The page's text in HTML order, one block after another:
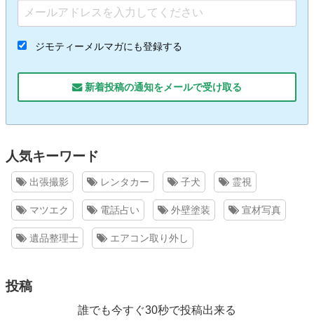
ジモティーメルマガにも登録する
新着投稿の通知をメールで受け取る
人気キーワード
出張撮影 レンタカー 子犬 霊視
マツエク 電話占い 外壁塗装 宣材写真
遺品整理士 エアコン取り外し
投稿
誰でも今すぐ30秒で投稿出来る